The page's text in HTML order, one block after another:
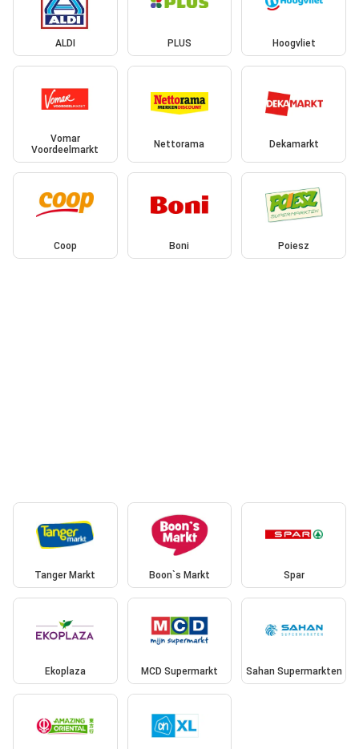
ALDI PLUS Hoogvliet
Vomar
Voordeelmarkt
Nettorama Dekamarkt
Coop Boni Poiesz
Tanger Markt Boon`s Markt Spar
Ekoplaza MCD Supermarkt Sahan Supermarkten